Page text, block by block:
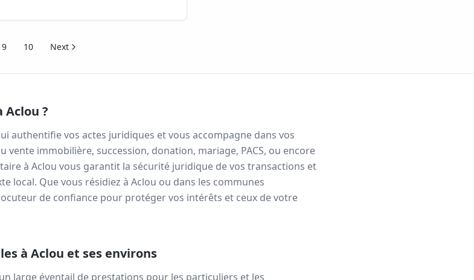
9 10 Next
Aclou ?
authentifie vos actes juridiques et vous accompagne dans vos
vente immobilière, succession, donation, mariage, PACS, ou encore
à Aclou vous garantit la sécurité juridique de vos transactions et
local. Que vous résidiez à Aclou ou dans les communes
de confiance pour protéger vos intérêts et ceux de votre
à Aclou et ses environs
large éventail de prestations pour les particuliers et les